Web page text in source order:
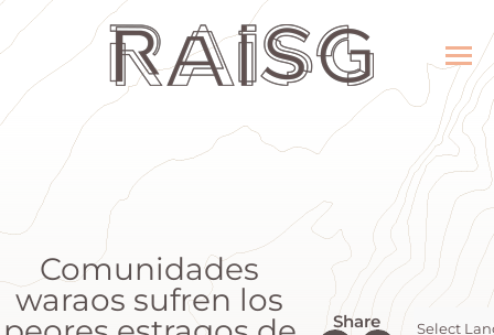
Comunidades
waraos sufren los
Share